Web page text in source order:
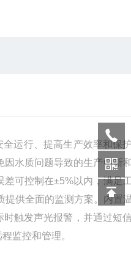
运行、提高生产效率和保
水质问题导致的生产中断
可控制在±5%以内，满足
提供全面的监测方案。内置
触发声光报警，并通过短
监控和管理。